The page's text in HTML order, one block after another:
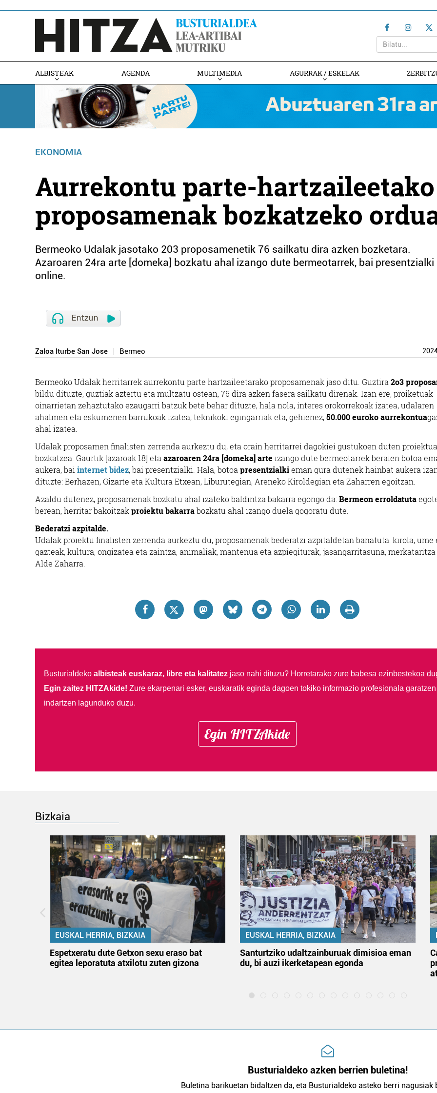
ALBISTEAK AGENDA MULTIMEDIA AGURRAK / ESKELAK
EKONOMIA
Aurrekontu parte-hartzaileetako
proposamenak bozkatzeko
Bermeoko Udalak jasotako 203 proposamenetik 76 sailkatu dira azken bozketara.
Azaroaren 24ra arte [domeka] bozkatu ahal izango dute bermeotarrek, bai presentzialki
online.
Zaloa Iturbe San Jose Bermeo
Bermeoko Udalak herritarrek aurrekontu parte hartzaileetarako proposamenak jaso ditu. Guztira 2o3
bildu dituzte, guztiak aztertu eta multzatu ostean, 76 dira azken fasera sailkatu direnak. Izan ere, proiketuak
oinarrietan zehaztutako ezaugarri batzuk bete behar dituzte, hala nola, interes orokorrekoak izatea, udalaren
ahalmen eta eskumenen barrukoak izatea, teknikoki egingarriak eta, gehienez,50.000 euroko aurrekontua
ahal izatea.
Udalak proposamen finalisten zerrenda aurkeztu du, eta orain herritarrei dagokiei gustukoen duten proiektua
bozkatzea. Gaurtik [azaroak 18] eta azaroaren 24ra [domeka] arte izango dute bermeotarrek beraien botoa
aukera, bai internetbidez, bai presentzialki. Hala, botoa presentzialkieman gura dutenek hainbat aukera
dituzte: Berhazen, Gizarte eta Kultura Etxean, Liburutegian, Areneko Kiroldegian eta Zaharren egoitzan.
Azaldu dutenez, proposamenak bozkatu ahal izateko baldintza bakarra egongo da: Bermeon erroldatuta
berean, herritar bakoitzakproiektu bakarrabozkatu ahal izango duela gogoratu dute.
Bederatzi azpitalde.
Udalak proiektu finalisten zerrenda aurkeztu du, proposamenak bederatzi azpitaldetan banatuta: kirola, ume
gazteak, kultura, ongizatea eta zaintza, animaliak, mantenua eta azpiegiturak, jasangarritasuna, merkataritza
Alde Zaharra.
Busturialdeko albisteak euskaraz, libre eta kalitatezjaso nahi dituzu? Horretarako zure babesa ezinbestekoa
Egin zaitez HITZAkide! Zure ekarpenari esker, euskaratik eginda dagoen tokiko informazio profesionala garatzen
indartzen lagunduko duzu.
Egin HITZAkide
Bizkaia
EUSKAL HERRIA, BIZKAIA
Espetxeratu dute Getxon sexu eraso bat
egitea leporatuta atxilotu zuten gizona
EUSKAL HERRIA, BIZKAIA
Santurtziko udaltzainburuak dimisioa eman
du, bi auzi ikerketapean egonda
Busturialdeko azken berrien buletina!
Buletina barikuetan bidaltzen da, eta Busturialdeko asteko berri nagusiak